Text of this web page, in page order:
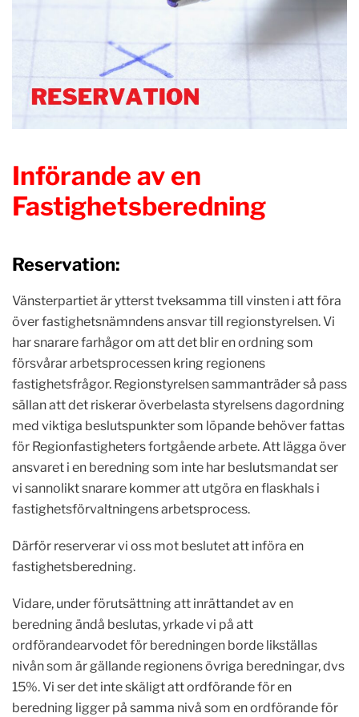
Införande av en
Fastighetsberedning
Reservation:
Vänsterpartiet är ytterst tveksamma till vinsten i att föra
över fastighetsnämndens ansvar till regionstyrelsen. Vi
har snarare farhågor om att det blir en ordning som
försvårar arbetsprocessen kring regionens
fastighetsfrågor. Regionstyrelsen sammanträder så pass
sällan att det riskerar överbelasta styrelsens dagordning
med viktiga beslutspunkter som löpande behöver fattas
för Regionfastigheters fortgående arbete. Att lägga över
ansvaret i en beredning som inte har beslutsmandat ser
vi sannolikt snarare kommer att utgöra en flaskhals i
fastighetsförvaltningens arbetsprocess.
Därför reserverar vi oss mot beslutet att införa en
fastighetsberedning.
Vidare, under förutsättning att inrättandet av en
beredning ändå beslutas, yrkade vi på att
ordförandearvodet för beredningen borde likställas
nivån som är gällande regionens övriga beredningar, dvs
15%. Vi ser det inte skäligt att ordförande för en
beredning ligger på samma nivå som en ordförande för